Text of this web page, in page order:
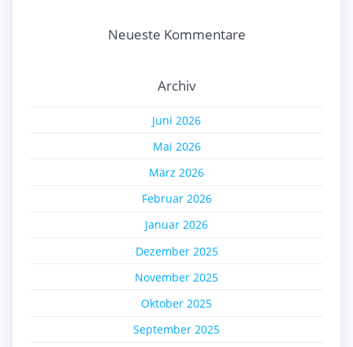
Neueste Kommentare
Archiv
Juni 2026
Mai 2026
März 2026
Februar 2026
Januar 2026
Dezember 2025
November 2025
Oktober 2025
September 2025